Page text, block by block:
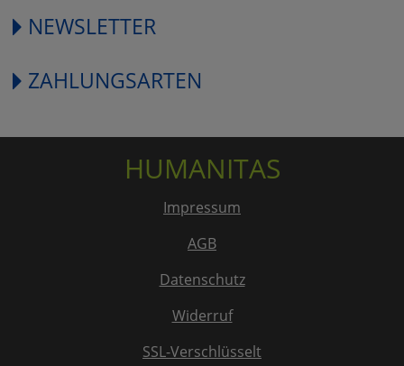
NEWSLETTER
ZAHLUNGSARTEN
HUMANITAS
Impressum
AGB
Datenschutz
Widerruf
SSL-Verschlüsselt